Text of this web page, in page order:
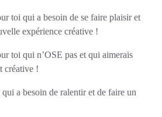
toi qui a besoin de se faire plaisir et
expérience créative !
toi qui n’OSE pas et qui aimerais
créative !
a besoin de ralentir et de faire un